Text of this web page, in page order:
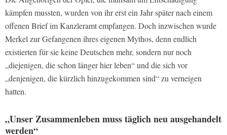
kämpfen mussten, wurden von ihr erst ein Jahr später nach einem
offenen Brief im Kanzleramt empfangen. Doch inzwischen wurde
Merkel zur Gefangenen ihres eigenen Mythos, denn endlich
existierten für sie keine Deutschen mehr, sondern nur noch
„diejenigen, die schon länger hier leben“ und die sich vor
„denjenigen, die kürzlich hinzugekommen sind“ zu verneigen
hatten.
„Unser Zusammenleben muss täglich neu ausgehandelt
werden“